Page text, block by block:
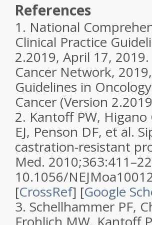
References
1. National
Clinical Practice
2.2019, April 17,
Cancer Network,
Guidelines in
Cancer (Version
2. Kantoff PW, Higano
EJ, Penson DF, et al.
castration-resistant
Med.
10.1056/
[CrossRef] [Google
3. Schellhammer PF,